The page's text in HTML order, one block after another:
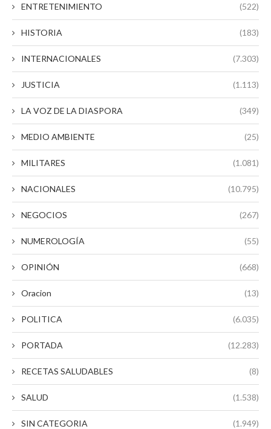
ENTRETENIMIENTO (522)
HISTORIA (183)
INTERNACIONALES (7.303)
JUSTICIA (1.113)
LA VOZ DE LA DIASPORA (349)
MEDIO AMBIENTE (25)
MILITARES (1.081)
NACIONALES (10.795)
NEGOCIOS (267)
NUMEROLOGÍA (55)
OPINIÓN (668)
Oracion (13)
POLITICA (6.035)
PORTADA (12.283)
RECETAS SALUDABLES (8)
SALUD (1.538)
SIN CATEGORIA (1.949)